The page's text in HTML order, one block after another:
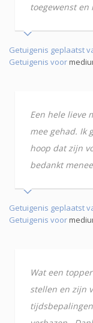
toegewenst en
Getuigenis geplaatst
Getuigenis voor
Een hele lieve
mee gehad. Ik
hoop dat zijn
bedankt
Getuigenis geplaatst
Getuigenis voor
Wat een
stellen en zijn